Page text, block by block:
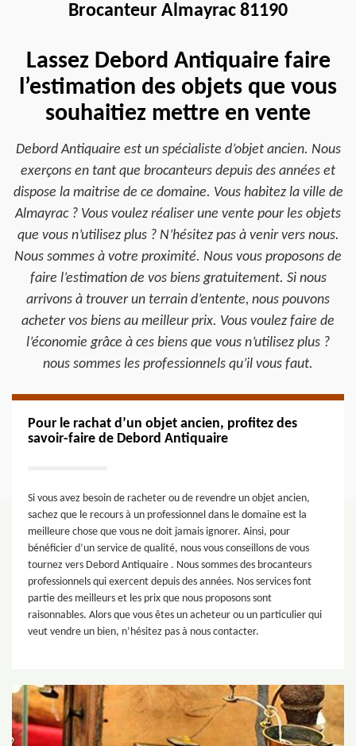
Brocanteur Almayrac 81190
Lassez Debord Antiquaire faire
l’estimation des objets que vous
souhaitiez mettre en vente
Debord Antiquaire est un spécialiste d’objet ancien. Nous
exerçons en tant que brocanteurs depuis des années et
dispose la maitrise de ce domaine. Vous habitez la ville de
Almayrac ? Vous voulez réaliser une vente pour les objets
que vous n’utilisez plus ? N’hésitez pas à venir vers nous.
Nous sommes à votre proximité. Nous vous proposons de
faire l’estimation de vos biens gratuitement. Si nous
arrivons à trouver un terrain d’entente, nous pouvons
acheter vos biens au meilleur prix. Vous voulez faire de
l’économie grâce à ces biens que vous n’utilisez plus ?
nous sommes les professionnels qu’il vous faut.
Pour le rachat d’un objet ancien, profitez des
savoir-faire de Debord Antiquaire
Si vous avez besoin de racheter ou de revendre un objet ancien,
sachez que le recours à un professionnel dans le domaine est la
meilleure chose que vous ne doit jamais ignorer. Ainsi, pour
bénéficier d’un service de qualité, nous vous conseillons de vous
tournez vers Debord Antiquaire . Nous sommes des brocanteurs
professionnels qui exercent depuis des années. Nos services font
partie des meilleurs et les prix que nous proposons sont
raisonnables. Alors que vous êtes un acheteur ou un particulier qui
veut vendre un bien, n’hésitez pas à nous contacter.